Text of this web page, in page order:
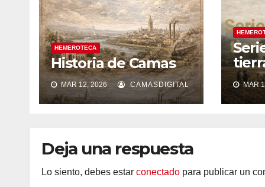
HEMEROTECA
Historia de Camas
MAR 12, 2026 CAMASDIGITAL MAR
Deja una respuesta
Lo siento, debes estar conectado para publicar un